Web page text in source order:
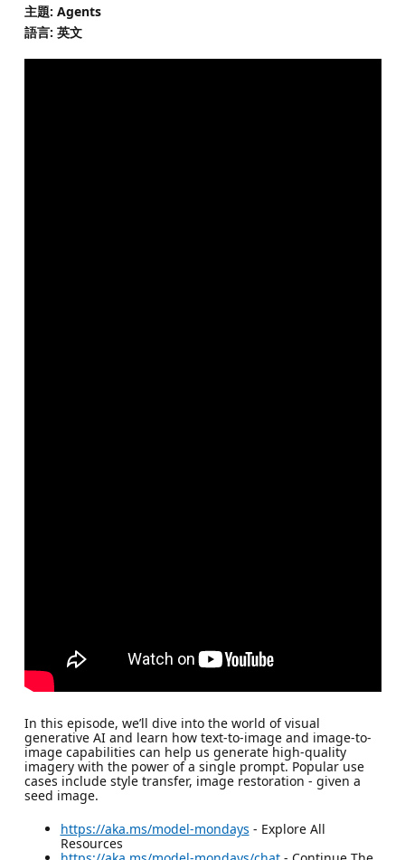
主題: Agents
語言: 英文
In this episode, we’ll dive into the world of visual
generative AI and learn how text-to-image and image-to-
image capabilities can help us generate high-quality
imagery with the power of a single prompt. Popular use
cases include style transfer, image restoration - given a
seed image.
https://aka.ms/model-mondays - Explore All
Resources